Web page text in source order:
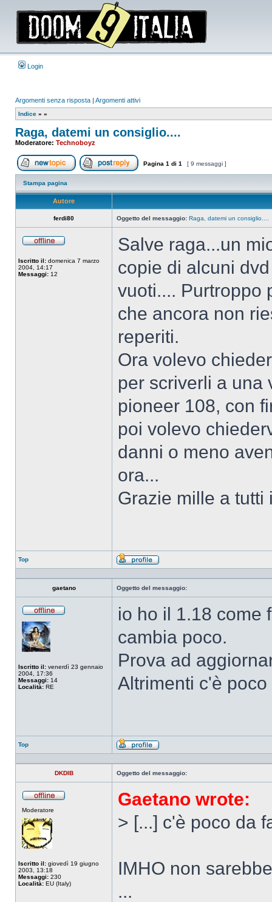
Login
Argomenti senza risposta | Argomenti attivi
Indice » »
Raga, datemi un consiglio....
Moderatore: Technoboyz
Apri un nuovo argomentoRispondi all’argomento
Pagina 1 di 1 [ 9 messaggi ]
Stampa pagina
Autore
ferdi80 Oggetto del messaggio: Raga, datemi un consiglio....
Iscritto il: domenica 7 marzo
2004, 14:17
Messaggi: 12
Salve raga...un
copie di alcuni
vuoti.... Purtroppo
che ancora non
reperiti.
Ora volevo
per scriverli a una
pioneer 108, con
poi volevo
danni o meno
ora...
Grazie mille a tutti
Top
Profilo
gaetano Oggetto del messaggio:
Iscritto il: venerdì 23 gennaio
2004, 17:36
Messaggi: 14
Località: RE
io ho il 1.18 come
cambia poco.
Prova ad
Altrimenti c'è
Top
Profilo
DKDIB Oggetto del messaggio:
Moderatore
Iscritto il: giovedì 19 giugno
2003, 13:18
Messaggi: 230
Località: EU (Italy)
Gaetano wrote:
> [...] c'è poco da
IMHO non
...